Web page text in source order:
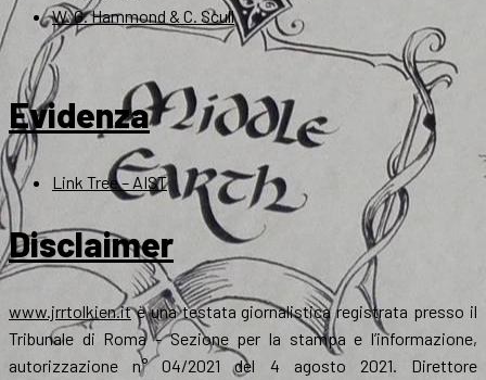
W. G. Hammond & C. Scull
Evidenza
Link Tree – AIST
Disclaimer
www.jrrtolkien.itè una testata giornalistica registrata presso il
Tribunale di Roma - Sezione per la stampa e l’informazione,
autorizzazione n° 04/2021 del 4 agosto 2021. Direttore